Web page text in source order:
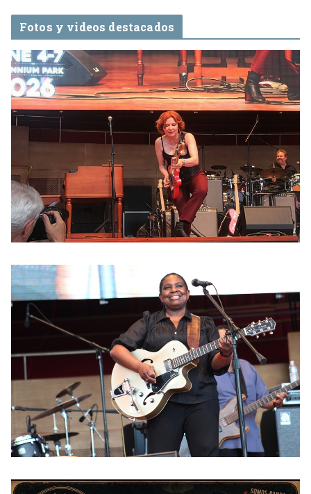
Fotos y videos destacados